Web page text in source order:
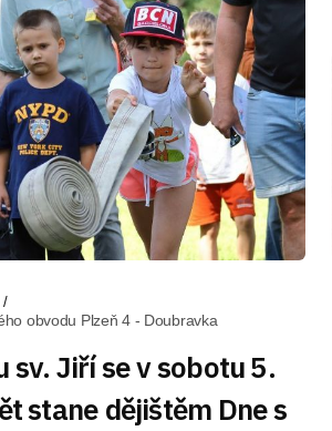
obvodu Plzeň 4 - Doubravka
sv. Jiří se v sobotu 5.
stane dějištěm Dne s